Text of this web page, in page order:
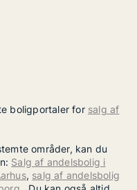
boligportaler for salg af
områder, kan du
Salg af andelsbolig i
, salg af andelsbolig